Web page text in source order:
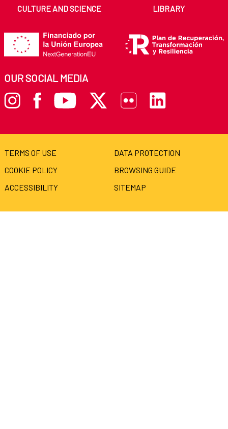
CULTURE AND SCIENCE LIBRARY
OUR SOCIAL MEDIA
TERMS OF USE
DATA PROTECTION
COOKIE POLICY
BROWSING GUIDE
ACCESSIBILITY
SITEMAP